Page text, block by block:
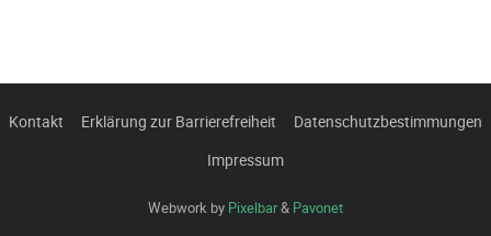
Kontakt Erklärung zur Barrierefreiheit
Datenschutzbestimmungen
Impressum
Webwork by Pixelbar& Pavonet